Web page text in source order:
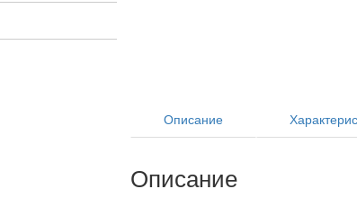
Описание
Описание